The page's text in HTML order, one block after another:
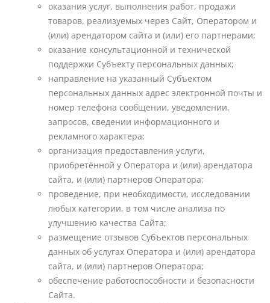
оказания услуг, выполнения работ, продажи
товаров, реализуемых через Сайт, Оператором и
(или) арендатором сайта и (или) его партнерами;
оказание консультационной и технической
поддержки Субъекту персональных данных;
направление на указанный Субъектом
персональных данных адрес электронной почты и
номер телефона сообщении, уведомлении,
запросов, сведении информационного и
рекламного характера;
организация предоставления услуги,
приобретённой у Оператора и (или) арендатора
сайта, и (или) партнеров Оператора;
проведение, при необходимости, исследовании
любых категории, в том числе анализа по
улучшению качества Сайта;
размещение отзывов Субъектов персональных
данных об услугах Оператора и (или) арендатора
сайта, и (или) партнеров Оператора;
обеспечение работоспособности и безопасности
Сайта.